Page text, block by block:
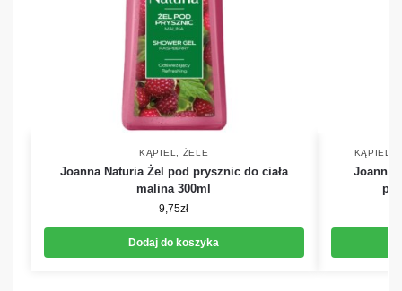
KĄPIEL ŻELE
Joanna Naturia Żel pod prysznic do ciała
malina 300ml
9,75zł
Dodaj do koszyka
KĄPIEL
Joanna